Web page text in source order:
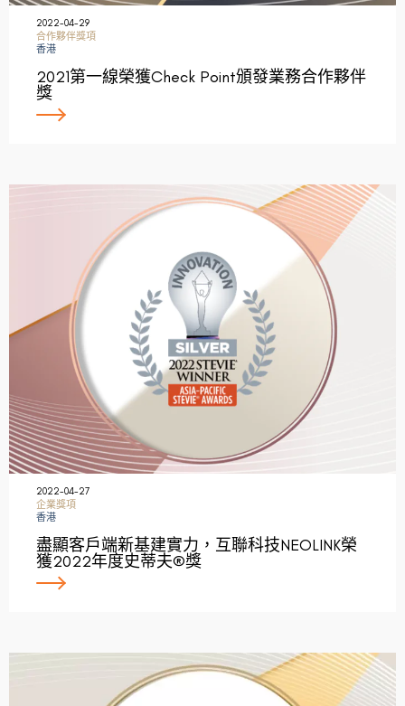
2022-04-29
合作夥伴獎項
香港
2021第一線榮獲Check Point頒發業務合作夥伴
獎
2022-04-27
企業獎項
香港
盡顯客戶端新基建實力，互聯科技NEOLINK榮
獲2022年度史蒂夫®獎